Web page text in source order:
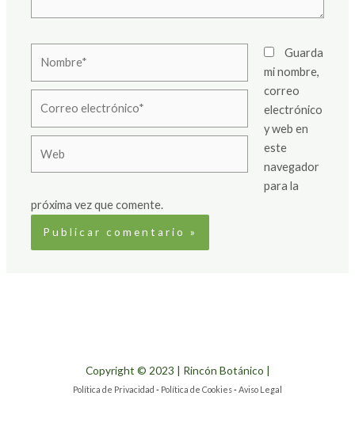
electrónico*
Guarda
mi nombre,
correo
electrónico
y web en
este
navegador
para la
próxima vez que comente.
Copyright © 2023 | Rincón Botánico |
Política de Privacidad - Política de Cookies-Aviso Legal